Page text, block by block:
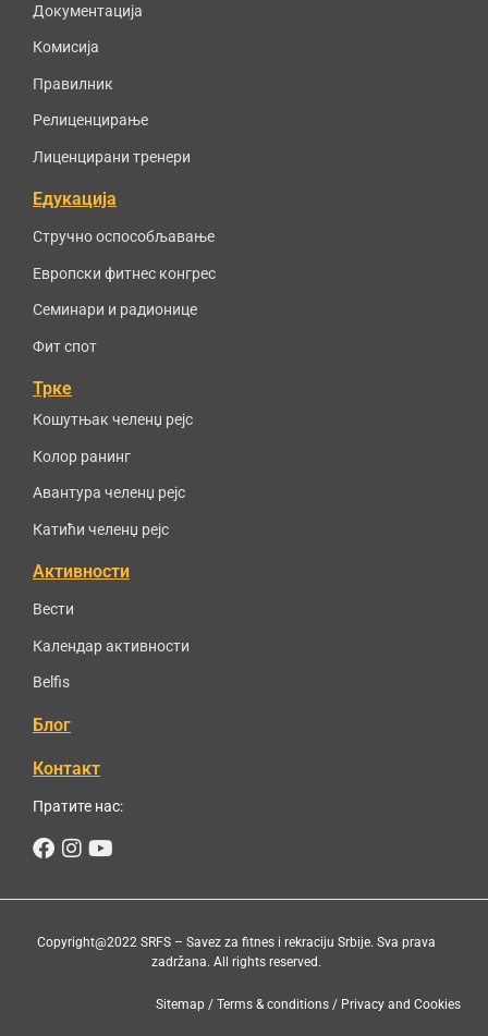
Документација
Комисија
Правилник
Релиценцирање
Лиценцирани тренери
Едукација
Стручно оспособљавање
Европски фитнес конгрес
Семинари и радионице
Фит спот
Трке
Кошутњак челенџ рејс
Колор ранинг
Авантура челенџ рејс
Катићи челенџ рејс
Активности
Вести
Календар активности
Belfis
Блог
Контакт
Пратите нас:
Facebook
Instagram
Youtube
Copyright@2022 SRFS – Savez za fitnes i rekraciju Srbije. Sva prava
zadržana. All rights reserved.
Sitemap / Terms & conditions / Privacy and Cookies